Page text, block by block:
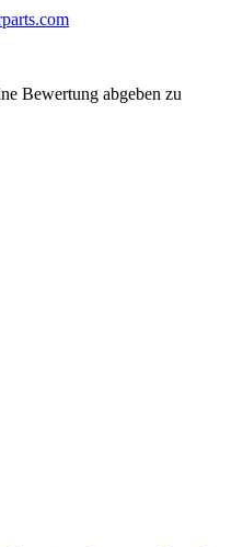
Bewertung abgeben zu